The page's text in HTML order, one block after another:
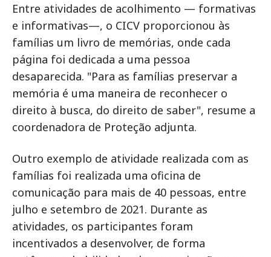
Entre atividades de acolhimento — formativas
e informativas—, o CICV proporcionou às
famílias um livro de memórias, onde cada
página foi dedicada a uma pessoa
desaparecida. "Para as famílias preservar a
memória é uma maneira de reconhecer o
direito à busca, do direito de saber", resume a
coordenadora de Proteção adjunta.
Outro exemplo de atividade realizada com as
famílias foi realizada uma oficina de
comunicação para mais de 40 pessoas, entre
julho e setembro de 2021. Durante as
atividades, os participantes foram
incentivados a desenvolver, de forma